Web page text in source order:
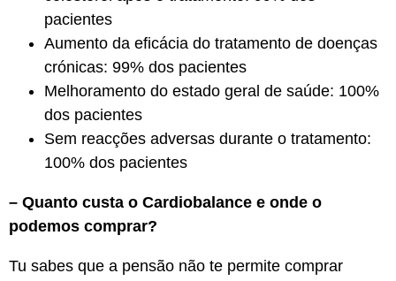
pacientes
Aumento da eficácia do tratamento de doenças
crónicas: 99% dos pacientes
Melhoramento do estado geral de saúde: 100%
dos pacientes
Sem reacções adversas durante o tratamento:
100% dos pacientes
– Quanto custa o Cardiobalance e onde o
podemos comprar?
Tu sabes que a pensão não te permite comprar